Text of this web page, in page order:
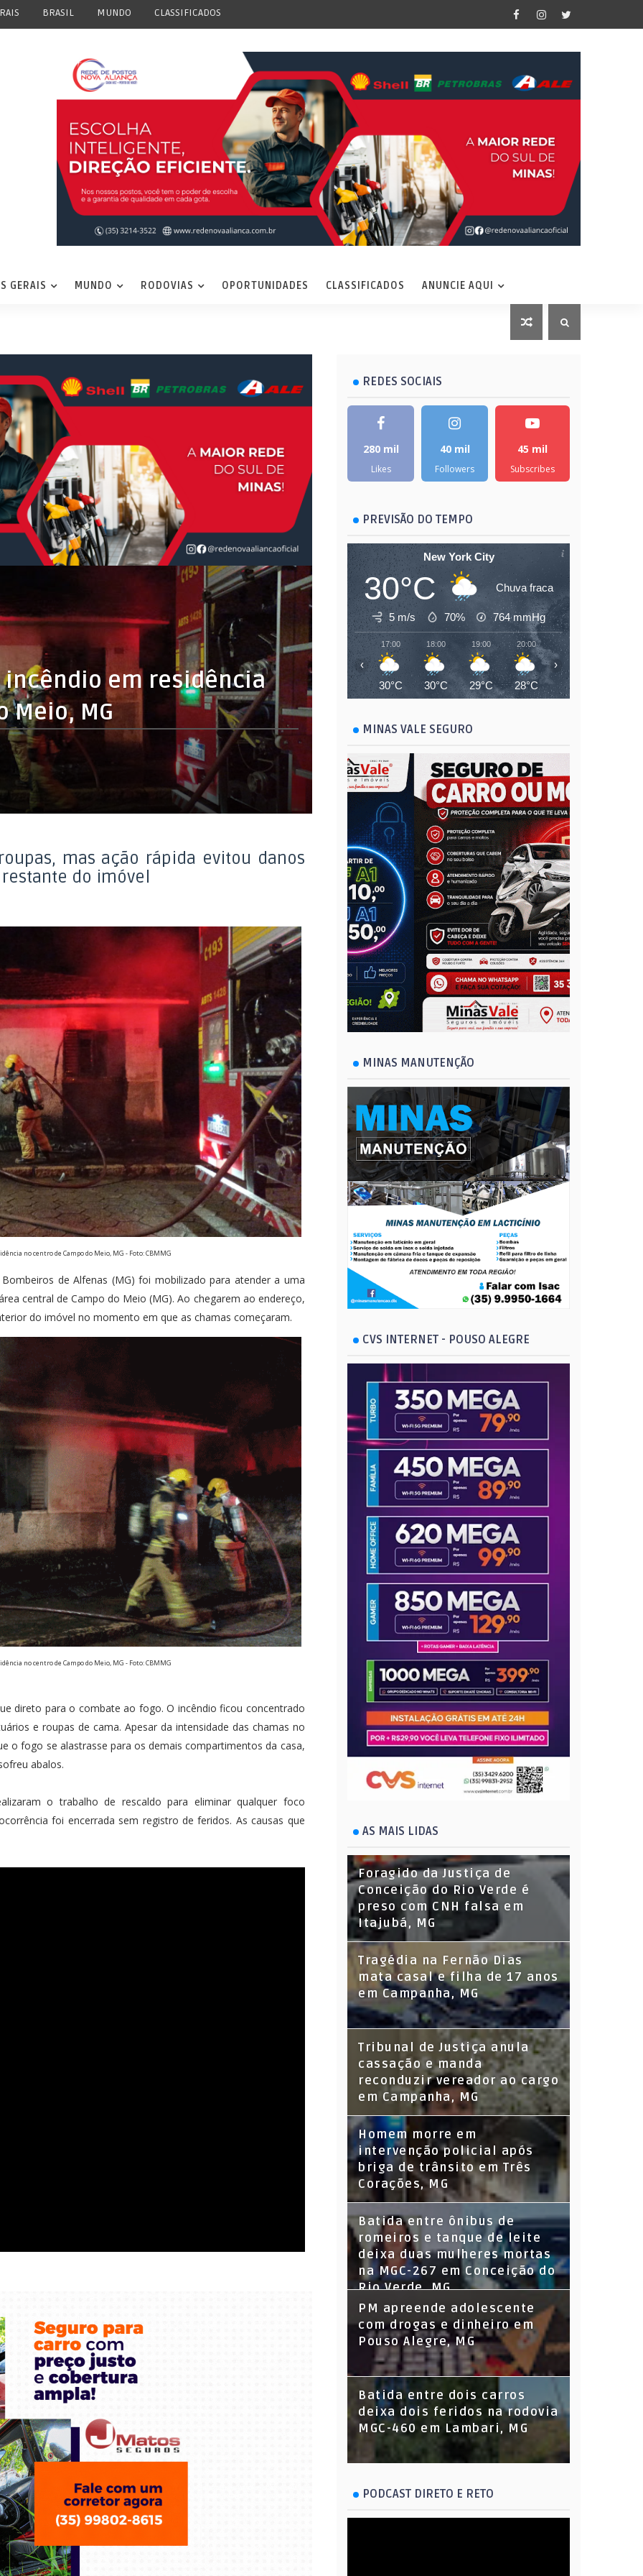
BRASIL MUNDO CLASSIFICADOS
GERAIS MUNDO RODOVIAS OPORTUNIDADES CLASSIFICADOS ANUNCIE AQUI
em residência
Meio, MG
mas ação rápida evitou danos
do imóvel
no centro de Campo do Meio, MG - Foto: CBMMG
de Alfenas (MG) foi mobilizado para atender a uma
central de Campo do Meio (MG). Ao chegarem ao endereço,
do imóvel no momento em que as chamas começaram.
no centro de Campo do Meio, MG - Foto: CBMMG
direto para o combate ao fogo. O incêndio ficou concentrado
e roupas de cama. Apesar da intensidade das chamas no
o fogo se alastrasse para os demais compartimentos da casa,
abalos.
o trabalho de rescaldo para eliminar qualquer foco
foi encerrada sem registro de feridos. As causas que
REDES SOCIAIS
280 mil
Likes
40 mil
Followers
45 mil
Subscribes
PREVISÃO DO TEMPO
New York City
30°C Chuva fraca
5 m/s 70% 764mmHg
17:00
30°C
18:00
30°C
19:00
29°C
20:00
28°C
21:00
27°C
‹ ›
MINAS VALE SEGURO
MINAS MANUTENÇÃO
CVS INTERNET - POUSO ALEGRE
AS MAIS LIDAS
Foragido da Justiça de
Conceição do Rio Verde é
preso com CNH falsa em
Itajubá, MG
Tragédia na Fernão Dias
mata casal e filha de 17 anos
em Campanha, MG
Tribunal de Justiça anula
cassação e manda
reconduzir vereador ao cargo
em Campanha, MG
Homem morre em
intervenção policial após
briga de trânsito em Três
Corações, MG
Batida entre ônibus de
romeiros e tanque de leite
deixa duas mulheres mortas
na MGC-267 em Conceição do
Rio Verde, MG
PM apreende adolescente
com drogas e dinheiro em
Pouso Alegre, MG
Batida entre dois carros
deixa dois feridos na rodovia
MGC-460 em Lambari, MG
PODCAST DIRETO E RETO